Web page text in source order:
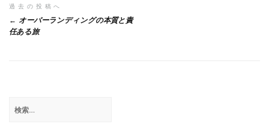
投
稿
ー
過去の投稿へ
オーバーランディングの本質と責
任ある旅
索: